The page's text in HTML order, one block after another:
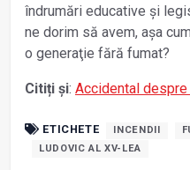
îndrumări educative și
ne dorim să avem, așa
o generaţie fără fumat?
Citiți și: Accidental
ETICHETE INCENDII
LUDOVIC AL XV-LEA